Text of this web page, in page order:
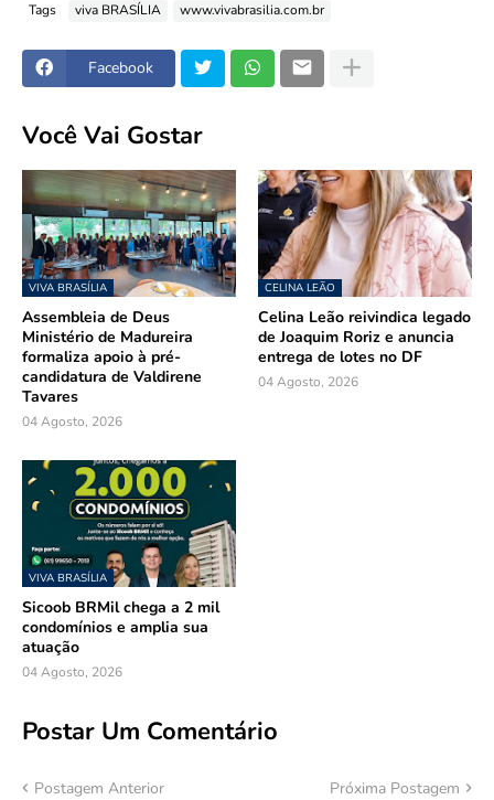
Tags viva BRASÍLIA www.vivabrasilia.com.br
Facebook
Você Vai Gostar
VIVA BRASÍLIA
Assembleia de Deus
Ministério de Madureira
formaliza apoio à pré-
candidatura de Valdirene
Tavares
04 Agosto, 2026
CELINA LEÃO
Celina Leão reivindica legado
de Joaquim Roriz e anuncia
entrega de lotes no DF
04 Agosto, 2026
VIVA BRASÍLIA
Sicoob BRMil chega a 2 mil
condomínios e amplia sua
atuação
04 Agosto, 2026
Postar Um Comentário
Postagem Anterior Próxima Postagem